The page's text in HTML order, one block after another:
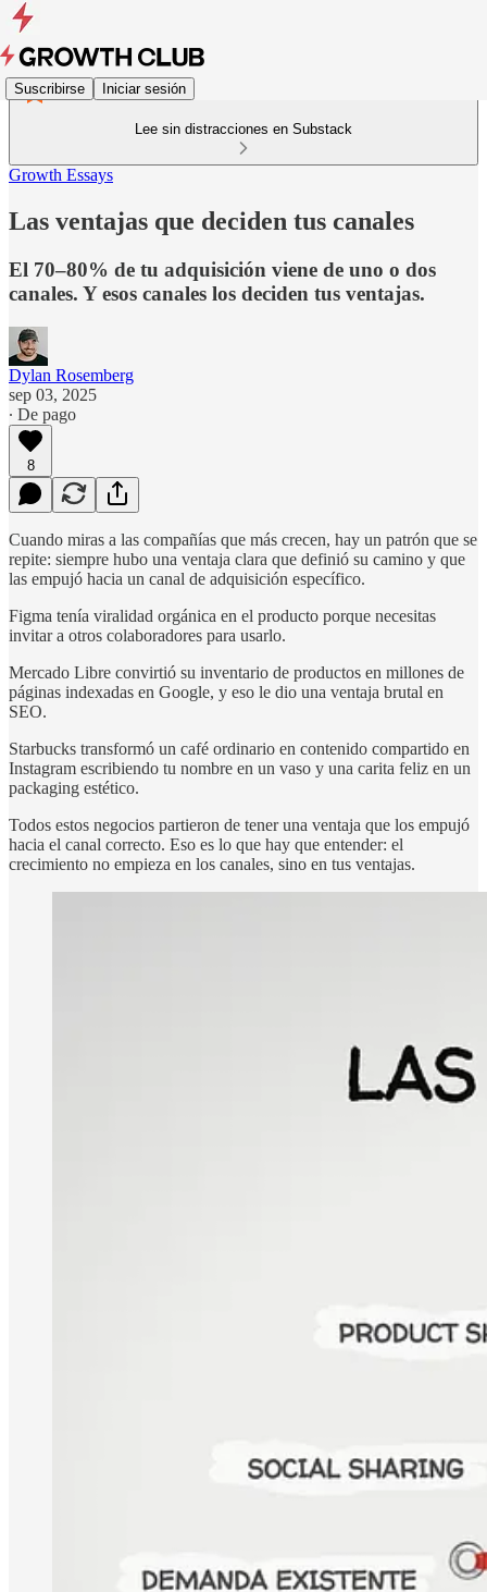
Suscribirse Iniciar sesión
Lee sin distracciones en Substack
Growth Essays
Las ventajas que deciden tus canales
El 70–80% de tu adquisición viene de uno o dos
canales. Y esos canales los deciden tus ventajas.
Dylan Rosemberg
sep 03, 2025
∙ De pago
8
Cuando miras a las compañías que más crecen, hay un patrón que se
repite: siempre hubo una ventaja clara que definió su camino y que
las empujó hacia un canal de adquisición específico.
Figma tenía viralidad orgánica en el producto porque necesitas
invitar a otros colaboradores para usarlo.
Mercado Libre convirtió su inventario de productos en millones de
páginas indexadas en Google, y eso le dio una ventaja brutal en
SEO.
Starbucks transformó un café ordinario en contenido compartido en
Instagram escribiendo tu nombre en un vaso y una carita feliz en un
packaging estético.
Todos estos negocios partieron de tener una ventaja que los empujó
hacia el canal correcto. Eso es lo que hay que entender: el
crecimiento no empieza en los canales, sino en tus ventajas.